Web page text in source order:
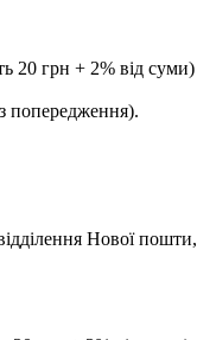
20 грн + 2% від
попередження).
Нової